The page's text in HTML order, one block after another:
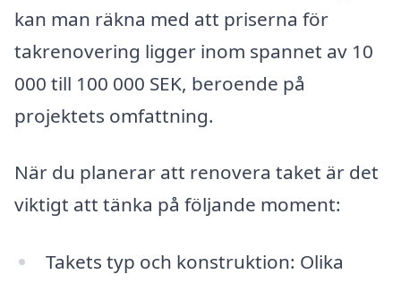
kan man räkna med att priserna för
takrenovering ligger inom spannet av 10
000 till 100 000 SEK, beroende på
projektets omfattning.
När du planerar att renovera taket är det
viktigt att tänka på följande moment:
Takets typ och konstruktion: Olika